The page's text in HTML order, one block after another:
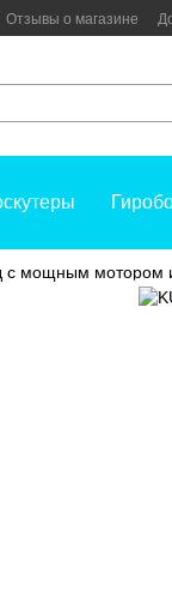
Отзывы о магазине